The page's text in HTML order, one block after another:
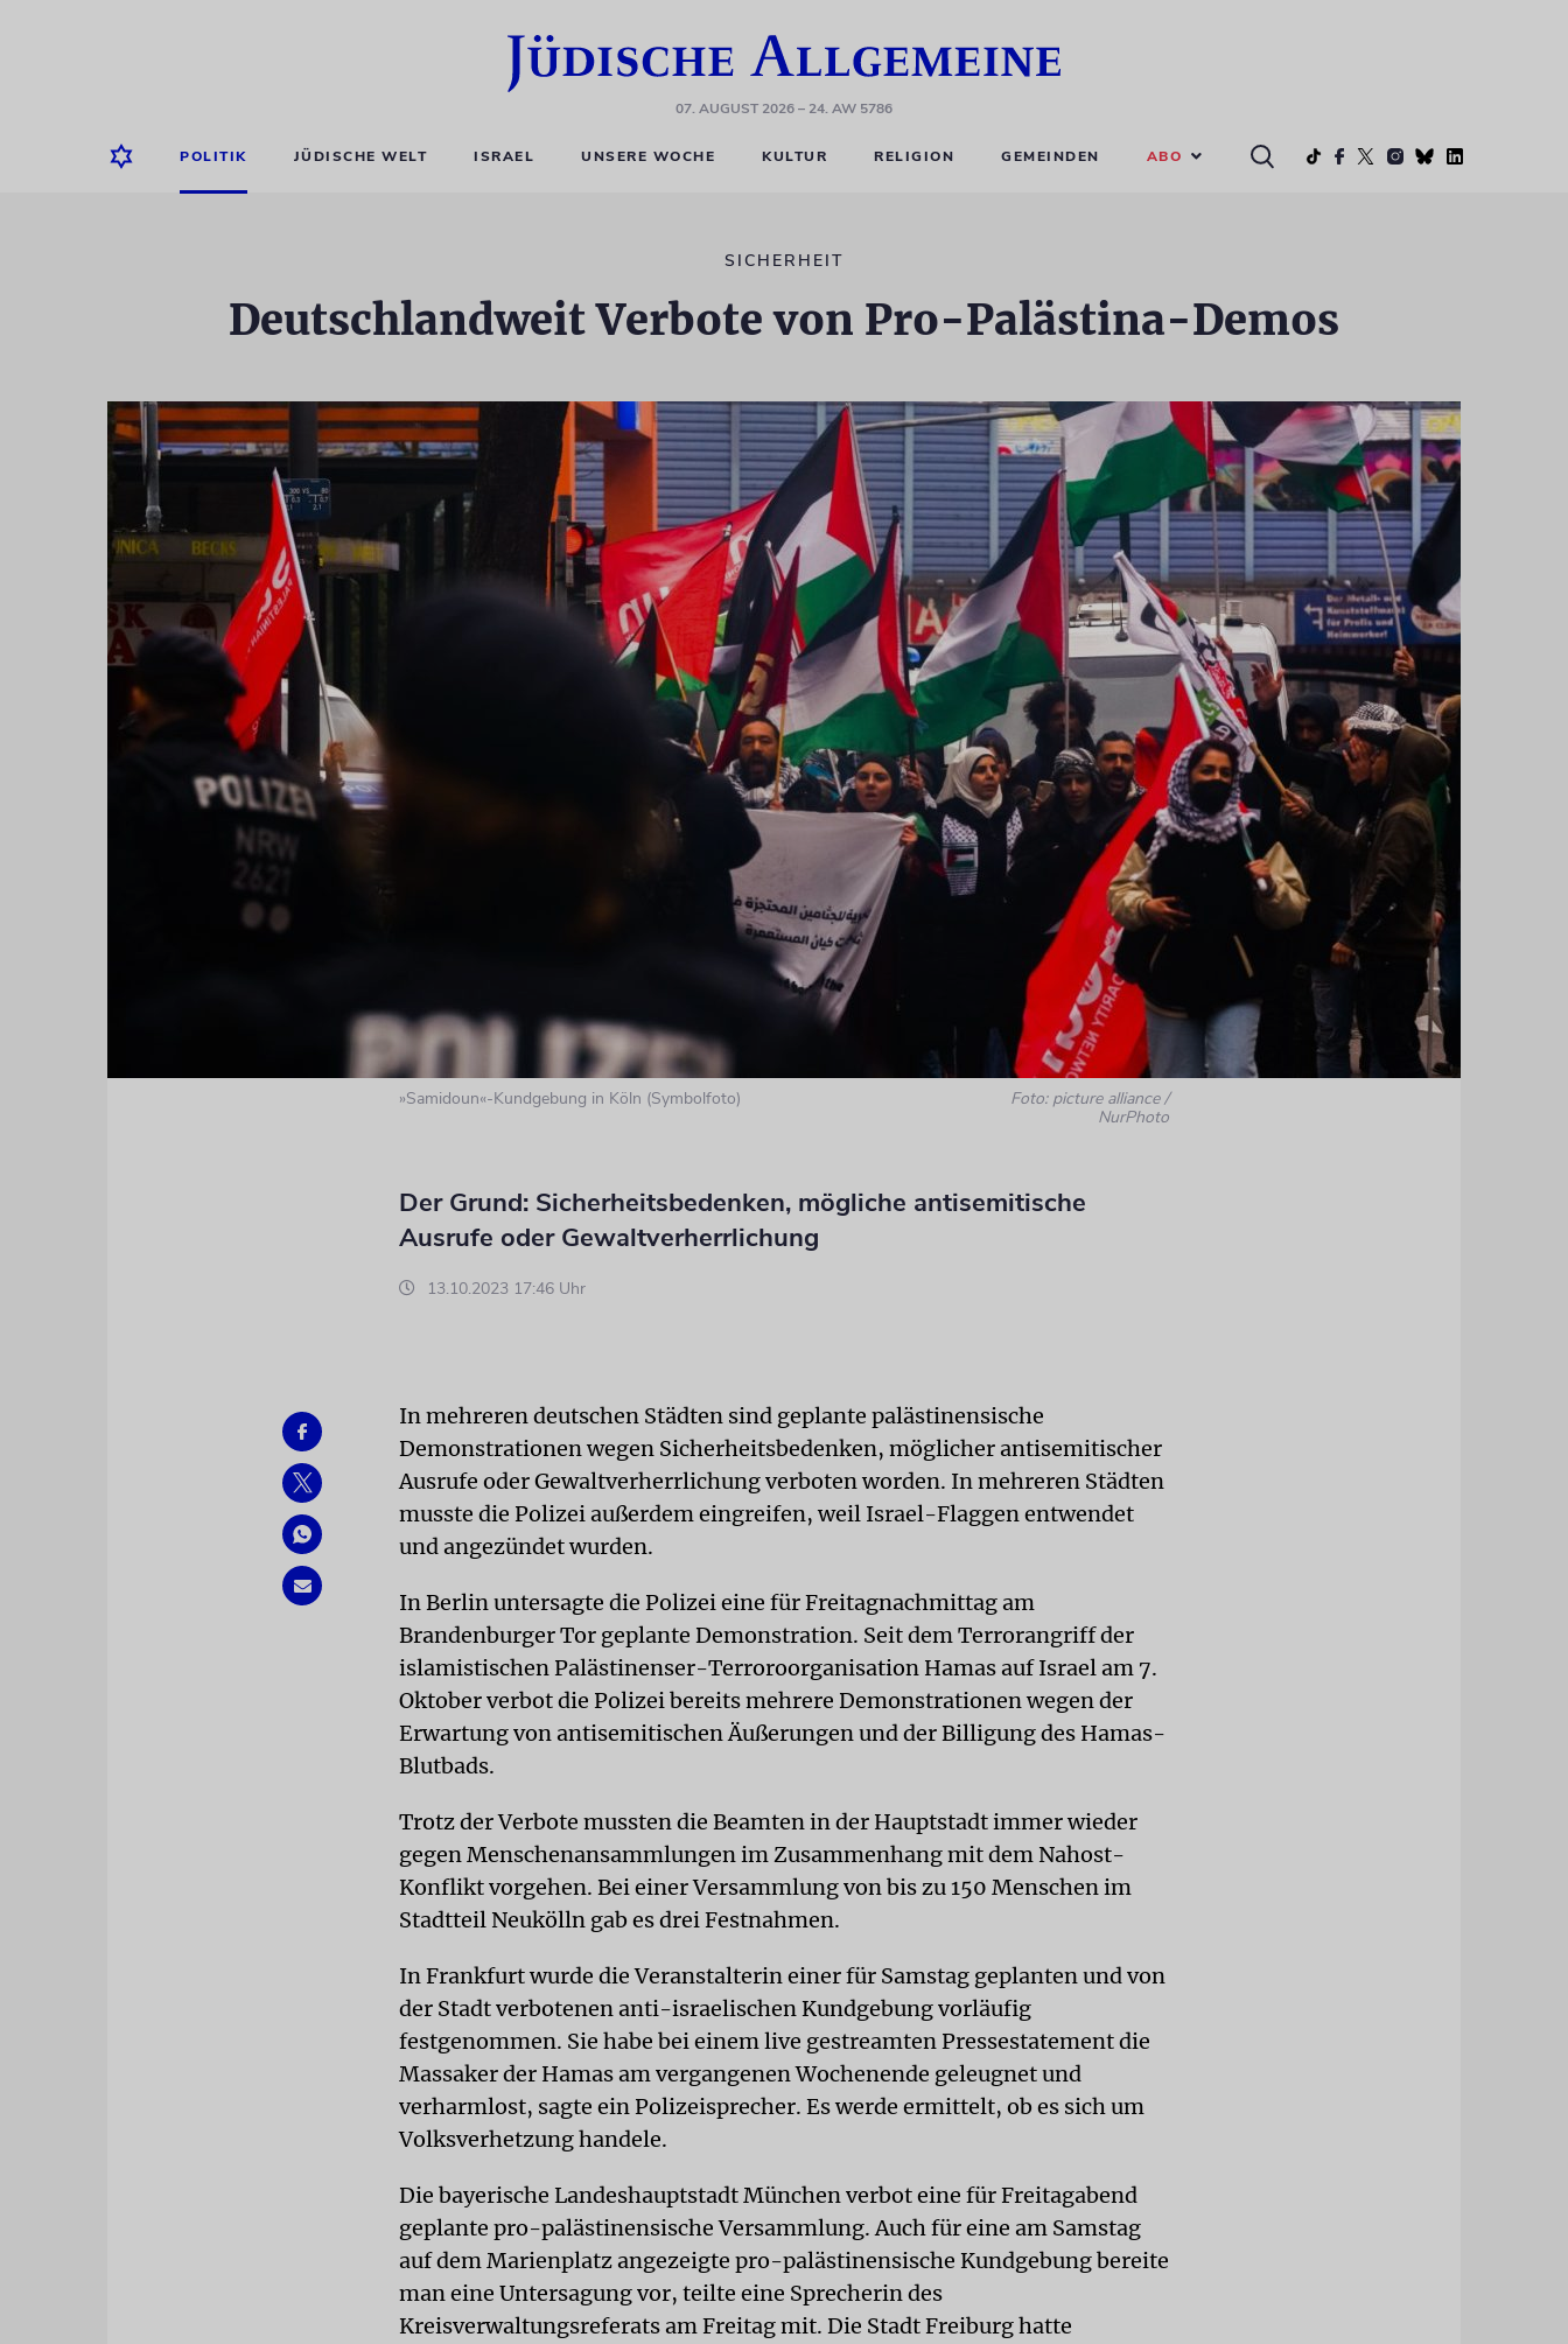
07. AUGUST 2026– 24. AW 5786
POLITIK JÜDISCHE WELT ISRAEL UNSERE WOCHE KULTUR RELIGION GEMEINDEN ABO
SICHERHEIT
Deutschlandweit Verbote von Pro-Palästina-Demos
»Samidoun«-Kundgebung in Köln (Symbolfoto)
Foto: picture alliance /
NurPhoto
Der Grund: Sicherheitsbedenken, mögliche antisemitische
Ausrufe oder Gewaltverherrlichung
13.10.2023 17:46 Uhr
In mehreren deutschen Städten sind geplante palästinensische
Demonstrationen wegen Sicherheitsbedenken, möglicher antisemitischer
Ausrufe oder Gewaltverherrlichung verboten worden. In mehreren Städten
musste die Polizei außerdem eingreifen, weil Israel-Flaggen entwendet
und angezündet wurden.
In Berlin untersagte die Polizei eine für Freitagnachmittag am
Brandenburger Tor geplante Demonstration. Seit dem Terrorangriff der
islamistischen Palästinenser-Terroroorganisation Hamas auf Israel am 7.
Oktober verbot die Polizei bereits mehrere Demonstrationen wegen der
Erwartung von antisemitischen Äußerungen und der Billigung des Hamas-
Blutbads.
Trotz der Verbote mussten die Beamten in der Hauptstadt immer wieder
gegen Menschenansammlungen im Zusammenhang mit dem Nahost-
Konflikt vorgehen. Bei einer Versammlung von bis zu 150 Menschen im
Stadtteil Neukölln gab es drei Festnahmen.
In Frankfurt wurde die Veranstalterin einer für Samstag geplanten und von
der Stadt verbotenen anti-israelischen Kundgebung vorläufig
festgenommen. Sie habe bei einem live gestreamten Pressestatement die
Massaker der Hamas am vergangenen Wochenende geleugnet und
verharmlost, sagte ein Polizeisprecher. Es werde ermittelt, ob es sich um
Volksverhetzung handele.
Die bayerische Landeshauptstadt München verbot eine für Freitagabend
geplante pro-palästinensische Versammlung. Auch für eine am Samstag
auf dem Marienplatz angezeigte pro-palästinensische Kundgebung bereite
man eine Untersagung vor, teilte eine Sprecherin des
Kreisverwaltungsreferats am Freitag mit. Die Stadt Freiburg hatte